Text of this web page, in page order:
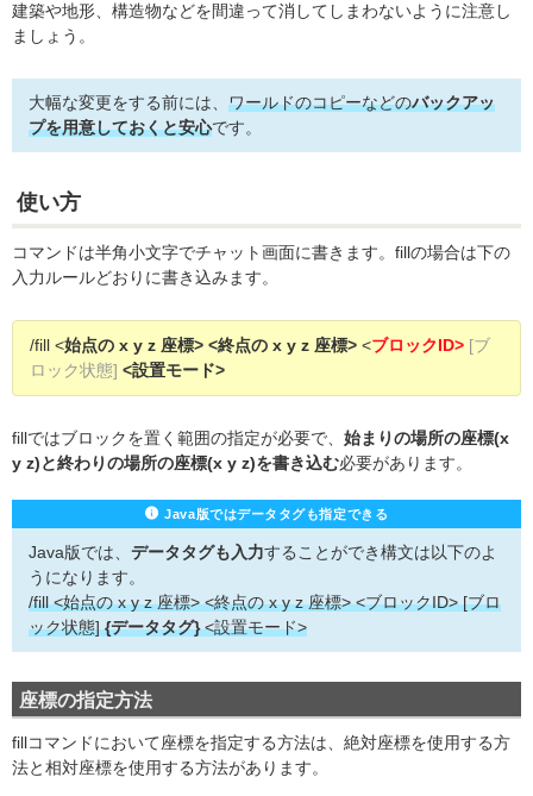
建築や地形、構造物などを間違って消してしまわないように注意し
ましょう。
大幅な変更をする前には、 ワールドのコピーなどのバックアッ
プを用意しておくと安心です。
使い方
コマンドは半角小文字でチャット画面に書きます。fillの場合は下の
入力ルールどおりに書き込みます。
/fill <始点の x y z 座標> <終点の x y z 座標> <ブロックID> [ブ
ロック状態] <設置モード>
fillではブロックを置く範囲の指定が必要で、 始まりの場所の座標(x
y z)と終わりの場所の座標(x y z)を書き込む必要があります。
Java版ではデータタグも指定できる
Java版では、 データタグも入力することができ構文は以下のよ
うになります。
/fill <始点の x y z 座標> <終点の x y z 座標> <ブロックID> [ブロ
ック状態]{データタグ}<設置モード>
座標の指定方法
fillコマンドにおいて座標を指定する方法は、絶対座標を使用する方
法と相対座標を使用する方法があります。